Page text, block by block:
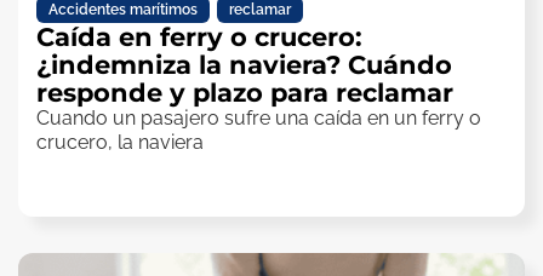
Accidentes marítimos reclamar
Caída en ferry o crucero:
¿indemniza la naviera? Cuándo
responde y plazo para reclamar
Cuando un pasajero sufre una caída en un ferry o
crucero, la naviera